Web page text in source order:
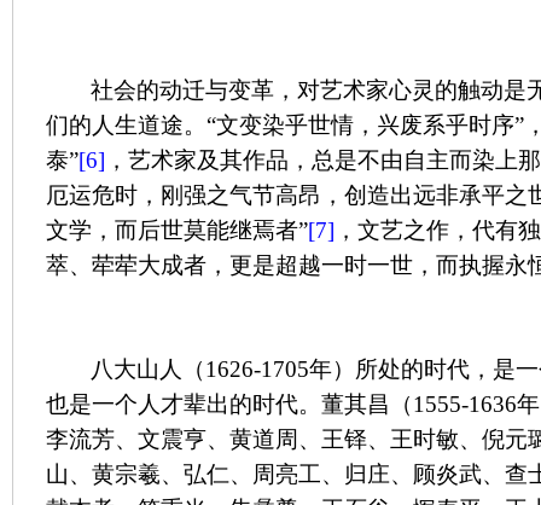
社会的动迁与变革，对艺术家心灵的触动是
们的人生道途。“文变染乎世情，兴废系乎时序”
泰”[6] ，艺术家及其作品，总是不由自主而染上
厄运危时，刚强之气节高昂，创造出远非承平之
文学，而后世莫能继焉者”[7] ，文艺之作，代有
萃、荦荦大成者，更是超越一时一世，而执握永
八大山人（1626-1705年）所处的时代，是
也是一个人才辈出的时代。董其昌（1555-1636
李流芳、文震亨、黄道周、王铎、王时敏、倪元
山、黄宗羲、弘仁、周亮工、归庄、顾炎武、查